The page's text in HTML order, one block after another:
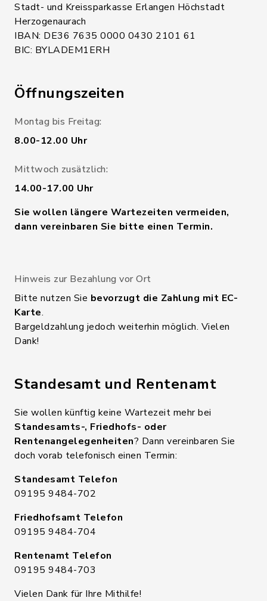
Stadt- und Kreissparkasse Erlangen Höchstadt
Herzogenaurach
IBAN: DE36 7635 0000 0430 2101 61
BIC: BYLADEM1ERH
Öffnungszeiten
Montag bis Freitag:
8.00-12.00 Uhr
Mittwoch zusätzlich:
14.00-17.00 Uhr
Sie wollen längere Wartezeiten vermeiden,
dann vereinbaren Sie bitte einen Termin.
Hinweis zur Bezahlung vor Ort
Bitte nutzen Sie bevorzugt die Zahlung mit EC-
Karte.
Bargeldzahlung jedoch weiterhin möglich. Vielen
Dank!
Standesamt und Rentenamt
Sie wollen künftig keine Wartezeit mehr bei
Standesamts-, Friedhofs- oder
Rentenangelegenheiten? Dann vereinbaren Sie
doch vorab telefonisch einen Termin:
Standesamt Telefon
09195 9484-702
Friedhofsamt Telefon
09195 9484-704
Rentenamt Telefon
09195 9484-703
Vielen Dank für Ihre Mithilfe!